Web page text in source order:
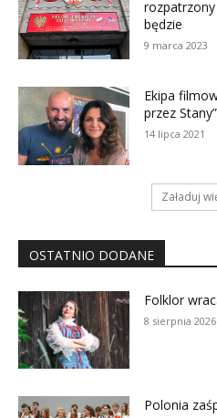
będzie
9 marca 2023
Ekipa
przez
14 lipca 2021
Załaduj
OSTATNIO DODANE
Folklor
8 sierpnia 2026
Polonia